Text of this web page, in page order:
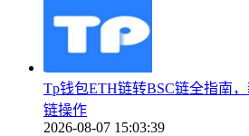
Tp钱包ETH链转BSC链全指南
链操作
2026-08-07 15:03:39